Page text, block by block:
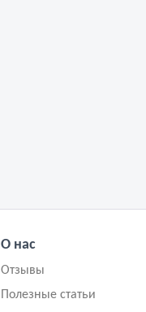
О нас
Отзывы
Полезные статьи